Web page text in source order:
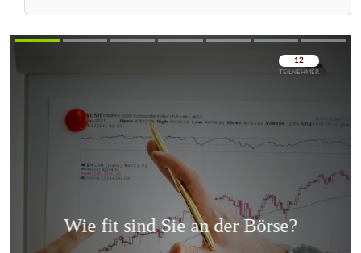
Überspringen